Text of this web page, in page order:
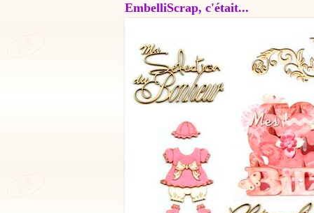
EmbelliScrap, c'était...